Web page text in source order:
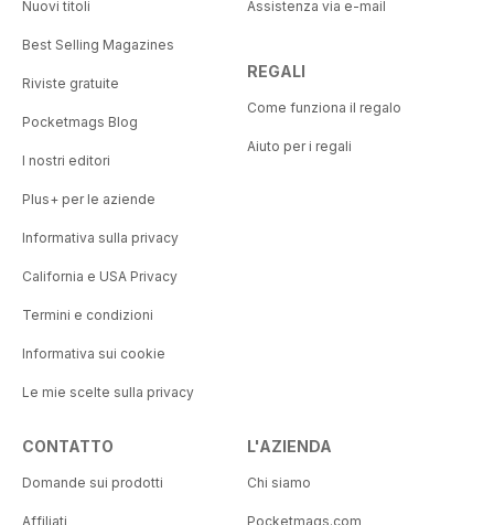
Nuovi titoli
Best Selling Magazines
Riviste gratuite
Pocketmags Blog
I nostri editori
Plus+ per le aziende
Informativa sulla privacy
California e USA Privacy
Termini e condizioni
Informativa sui cookie
Le mie scelte sulla privacy
Assistenza via e-mail
REGALI
Come funziona il regalo
Aiuto per i regali
CONTATTO
Domande sui prodotti
Affiliati
L'AZIENDA
Chi siamo
Pocketmags.com